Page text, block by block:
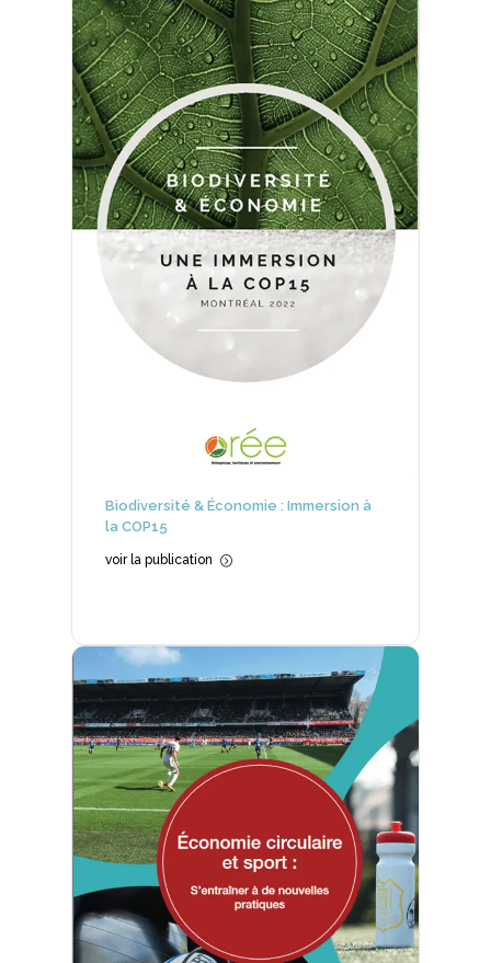
Biodiversité & Économie : Immersion à
la COP15
voir la publication =